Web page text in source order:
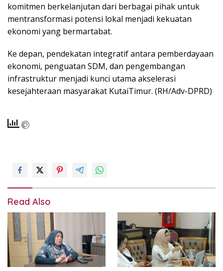
komitmen berkelanjutan dari berbagai pihak untuk
mentransformasi potensi lokal menjadi kekuatan
ekonomi yang bermartabat.
Ke depan, pendekatan integratif antara pemberdayaan
ekonomi, penguatan SDM, dan pengembangan
infrastruktur menjadi kunci utama akselerasi
kesejahteraan masyarakat KutaiTimur. (RH/Adv-DPRD)
Read Also